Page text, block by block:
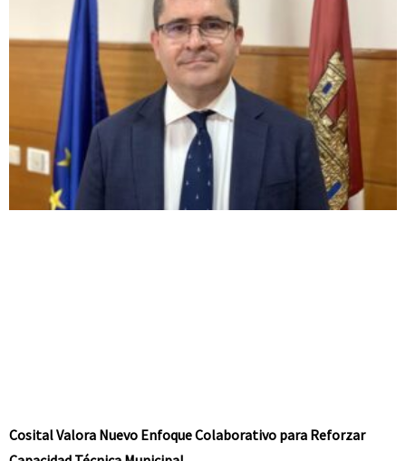
Cosital Valora Nuevo Enfoque Colaborativo para Reforzar